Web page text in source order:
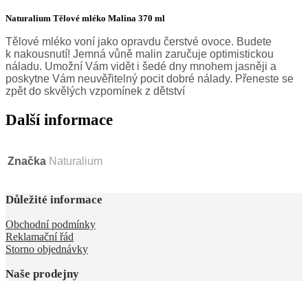
Naturalium Tělové mléko Malina 370 ml
Tělové mléko voní jako opravdu čerstvé ovoce. Budete
k nakousnutí! Jemná vůně malin zaručuje optimistickou
náladu. Umožní Vám vidět i šedé dny mnohem jasněji a
poskytne Vám neuvěřitelný pocit dobré nálady. Přeneste se
zpět do skvělých vzpomínek z dětství
Další informace
Značka Naturalium
Důležité informace
Obchodní podmínky
Reklamační řád
Storno objednávky
Naše prodejny